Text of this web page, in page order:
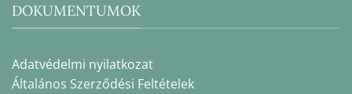
DOKUMENTUMOK
Adatvédelmi nyilatkozat
Általános Szerződési Feltételek